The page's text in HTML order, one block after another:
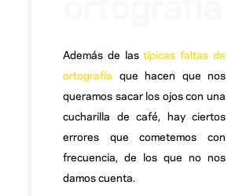
Además de lastípicas faltas de
ortografía que hacen que nos
queramos sacar los ojos con una
cucharilla de café, hay ciertos
errores que cometemos con
frecuencia, de los que no nos
damos cuenta.